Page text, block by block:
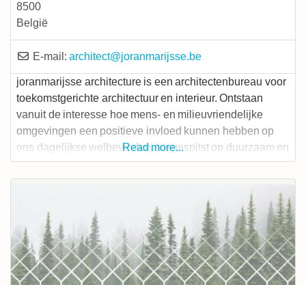
8500
België
E-mail: architect@joranmarijsse.be
joranmarijsse architecture is een architectenbureau voor
toekomstgerichte architectuur en interieur. Ontstaan
vanuit de interesse hoe mens- en milieuvriendelijke
omgevingen een positieve invloed kunnen hebben op
ons dagelijkse welbevinden, toegespitst op duurzaam en
flexibel (ver)bouwen. We hebben aandacht voor
beleving, detaillering, materiaal- en ruimtegebruik vanuit
het perspectief van de eindgebruikers. Nieuwbouw,
renovatie, interieur, masterplanning, ontwerpend
onderzoek, grafisch ontwerp… elke opdracht wordt
Read more...